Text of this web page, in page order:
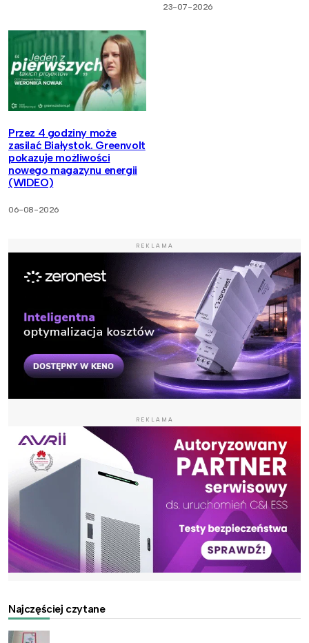
23-07-2026
Przez 4 godziny może
zasilać Białystok. Greenvolt
pokazuje możliwości
nowego magazynu energii
(WIDEO)
06-08-2026
REKLAMA
REKLAMA
Najczęściej czytane